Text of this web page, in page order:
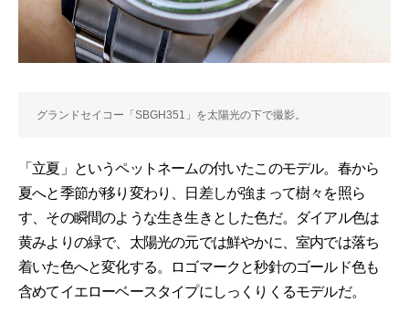
グランドセイコー「SBGH351」を太陽光の下で撮影。
「立夏」というペットネームの付いたこのモデル。春から
夏へと季節が移り変わり、日差しが強まって樹々を照ら
す、その瞬間のような生き生きとした色だ。ダイアル色は
黄みよりの緑で、太陽光の元では鮮やかに、室内では落ち
着いた色へと変化する。ロゴマークと秒針のゴールド色も
含めてイエローベースタイプにしっくりくるモデルだ。